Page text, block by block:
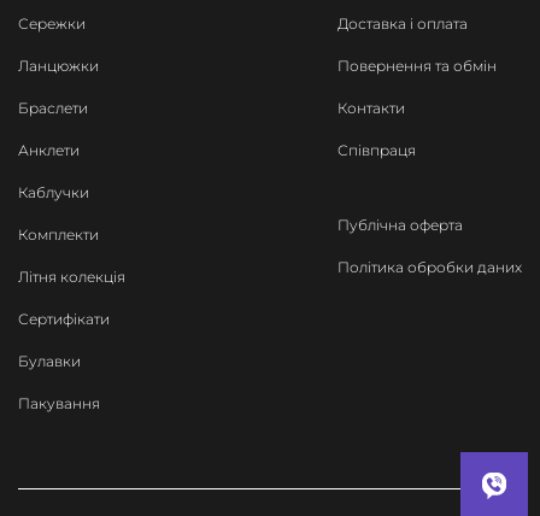
Сережки
Ланцюжки
Браслети
Анклети
Каблучки
Комплекти
Літня колекція
Сертифікати
Булавки
Пакування
Доставка і оплата
Повернення та обмін
Контакти
Співпраця
Публічна оферта
Політика обробки даних